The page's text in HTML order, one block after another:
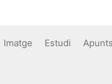
Imatge Estudi Apunts